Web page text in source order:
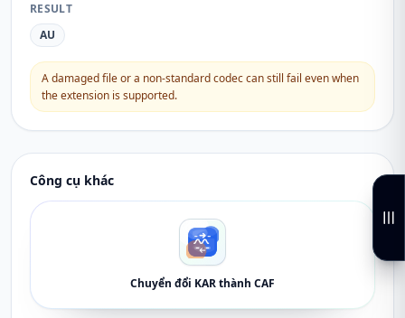
RESULT
AU
A damaged file or a non-standard codec can still fail even when
the extension is supported.
Công cụ khác
Chuyển đổi KAR thành CAF